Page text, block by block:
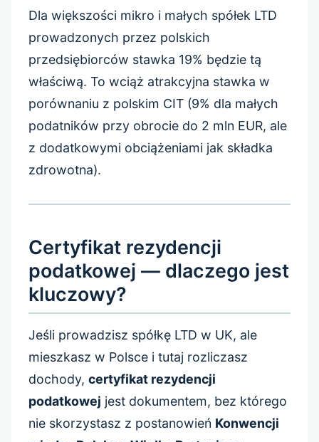
Dla większości mikro i małych spółek LTD
prowadzonych przez polskich
przedsiębiorców stawka 19% będzie tą
właściwą. To wciąż atrakcyjna stawka w
porównaniu z polskim CIT (9% dla małych
podatników przy obrocie do 2 mln EUR, ale
z dodatkowymi obciążeniami jak składka
zdrowotna).
Certyfikat rezydencji
podatkowej — dlaczego jest
kluczowy?
Jeśli prowadzisz spółkę LTD w UK, ale
mieszkasz w Polsce i tutaj rozliczasz
dochody, certyfikat rezydencji
podatkowej jest dokumentem, bez którego
nie skorzystasz z postanowień Konwencji